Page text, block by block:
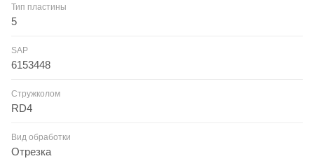
Тип пластины
5
SAP
6153448
Стружколом
RD4
Вид обработки
Отрезка